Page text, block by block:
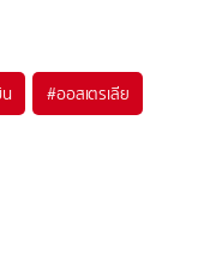
#ออสเตรเลีย